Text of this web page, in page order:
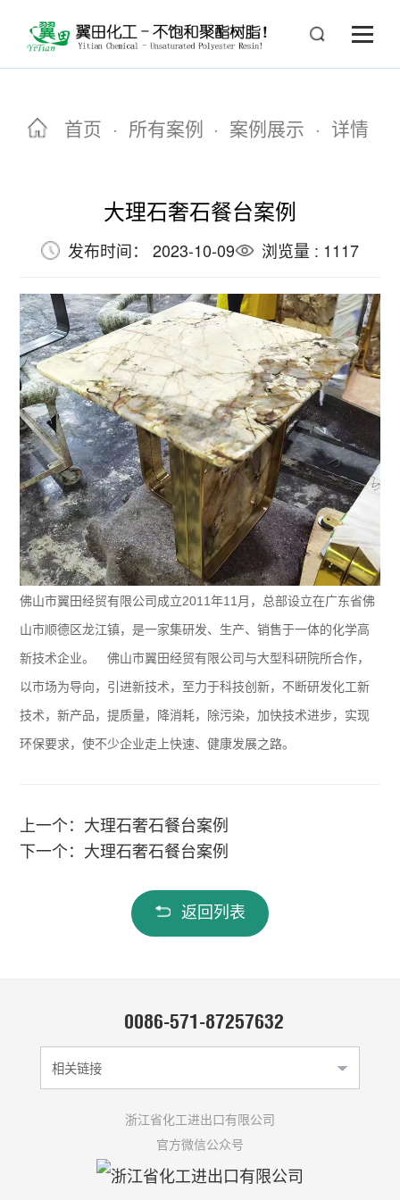
首页 · 所有案例 · 案例展示 · 详情
大理石奢石餐台案例
发布时间： 2023-10-09 浏览量 : 1117
佛山市翼田经贸有限公司成立2011年11月，总部设立在广东省佛
山市顺德区龙江镇，是一家集研发、生产、销售于一体的化学高
新技术企业。 佛山市翼田经贸有限公司与大型科研院所合作，
以市场为导向，引进新技术，至力于科技创新，不断研发化工新
技术，新产品，提质量，降消耗，除污染，加快技术进步，实现
环保要求，使不少企业走上快速、健康发展之路。
上一个：大理石奢石餐台案例
下一个：大理石奢石餐台案例
返回列表
0086-571-87257632
相关链接
浙江省化工进出口有限公司
官方微信公众号